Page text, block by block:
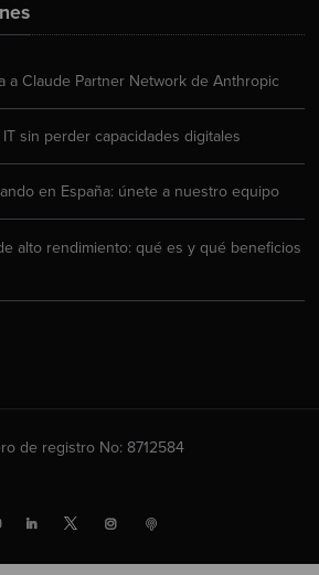
a Claude Partner Network de Anthropic
sin perder capacidades digitales
en España: únete a nuestro equipo
alto rendimiento: qué es y qué beneficios
de registro No: 8712584